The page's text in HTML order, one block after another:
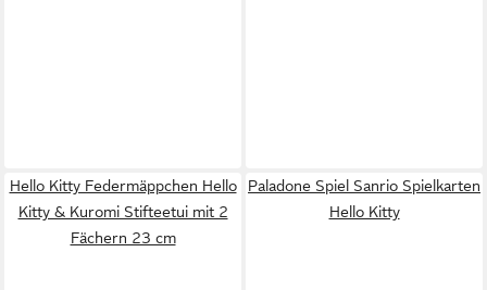
Hello Kitty Federmäppchen Hello
Kitty & Kuromi Stifteetui mit 2
Fächern 23 cm
Paladone Spiel Sanrio Spielkarten
Hello Kitty